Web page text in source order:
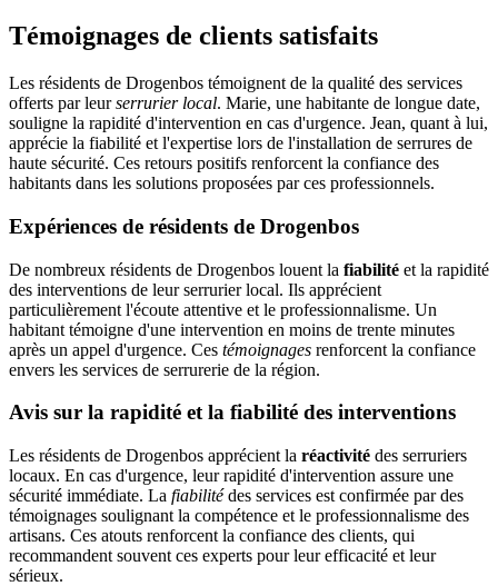
Témoignages de clients satisfaits
Les résidents de Drogenbos témoignent de la qualité des services
offerts par leurserrurier local. Marie, une habitante de longue date,
souligne la rapidité d'intervention en cas d'urgence. Jean, quant à lui,
apprécie la fiabilité et l'expertise lors de l'installation de serrures de
haute sécurité. Ces retours positifs renforcent la confiance des
habitants dans les solutions proposées par ces professionnels.
Expériences de résidents de Drogenbos
De nombreux résidents de Drogenbos louent la fiabilité et la rapidité
des interventions de leur serrurier local. Ils apprécient
particulièrement l'écoute attentive et le professionnalisme. Un
habitant témoigne d'une intervention en moins de trente minutes
après un appel d'urgence. Ces témoignages renforcent la confiance
envers les services de serrurerie de la région.
Avis sur la rapidité et la fiabilité des interventions
Les résidents de Drogenbos apprécient la réactivité des serruriers
locaux. En cas d'urgence, leur rapidité d'intervention assure une
sécurité immédiate. La fiabilitédes services est confirmée par des
témoignages soulignant la compétence et le professionnalisme des
artisans. Ces atouts renforcent la confiance des clients, qui
recommandent souvent ces experts pour leur efficacité et leur
sérieux.